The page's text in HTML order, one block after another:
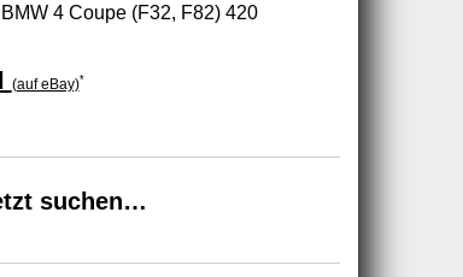
4 Coupe (F32, F82) 420
(auf eBay)*
suchen…